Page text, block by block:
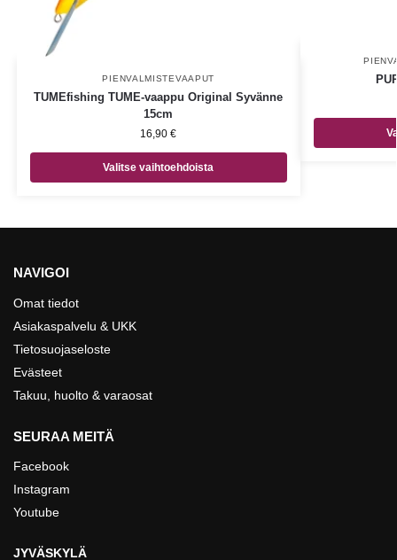
PIENVALMISTEVAAPUT
TUMEfishing TUME-vaappu Original Syvänne
15cm
16,90€
Valitse vaihtoehdoista
NAVIGOI
Omat tiedot
Asiakaspalvelu & UKK
Tietosuojaseloste
Evästeet
Takuu, huolto & varaosat
SEURAA MEITÄ
Facebook
Instagram
Youtube
JYVÄSKYLÄ